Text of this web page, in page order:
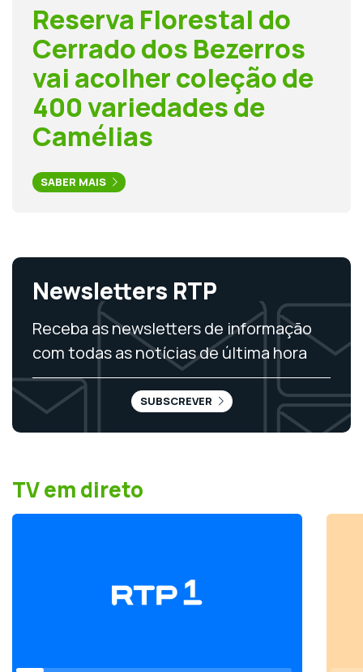
Reserva Florestal do
Cerrado dos Bezerros
vai acolher coleção de
400 variedades de
Camélias
SABER MAIS
Newsletters RTP
Receba as newsletters de informação
com todas as notícias de última hora
SUBSCREVER
TV em direto